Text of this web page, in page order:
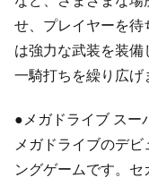
せ、プレイヤーを待
は強力な武装を装
一騎打ちを繰り広げ
●メガドライブ スー
メガドライブのデ
ングゲームです。